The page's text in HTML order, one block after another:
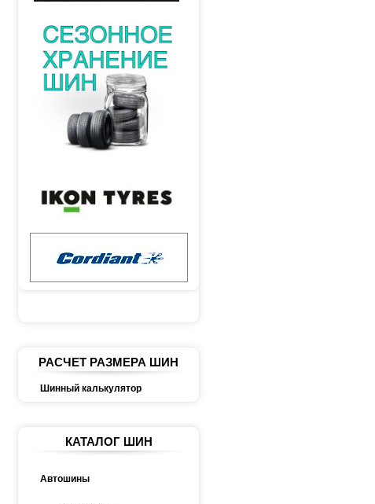
РАСЧЕТ РАЗМЕРА ШИН
Шинный калькулятор
КАТАЛОГ ШИН
Автошины